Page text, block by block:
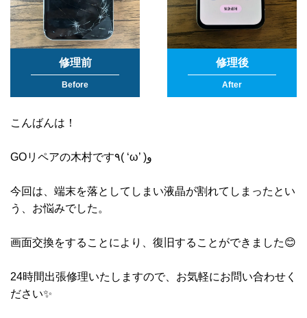
修理前
Before
修理後
After
こんばんは！
GOリペアの木村です٩( ‘ω’ )و
今回は、端末を落としてしまい液晶が割れてしまったとい
う、お悩みでした。
画面交換をすることにより、復旧することができました😊
24時間出張修理いたしますので、お気軽にお問い合わせく
ださい✨